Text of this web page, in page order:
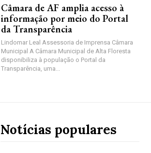
Câmara de AF amplia acesso à
informação por meio do Portal
da Transparência
Lindomar Leal Assessoria de Imprensa Câmara
Municipal A Câmara Municipal de Alta Floresta
disponibiliza à população o Portal da
Transparência, uma...
Notícias populares